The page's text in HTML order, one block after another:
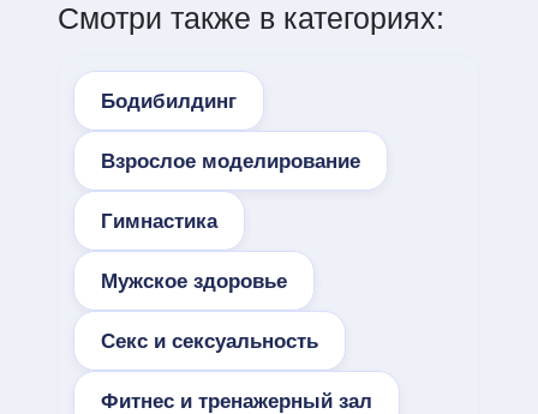
Смотри также в категориях:
Бодибилдинг
Взрослое моделирование
Гимнастика
Мужское здоровье
Секс и сексуальность
Фитнес и тренажерный зал